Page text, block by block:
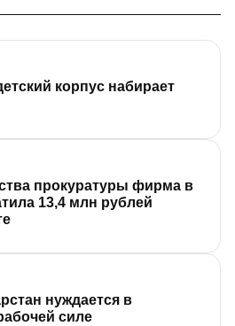
корпус набирает
прокуратуры фирма в
13,4 млн рублей
нуждается в
силе